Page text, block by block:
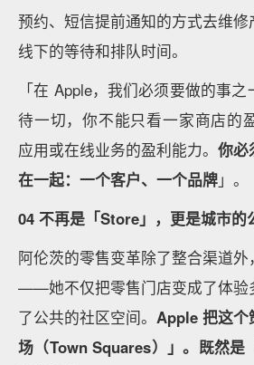
预约、短信提前通知的方式去维
线下的等待和排队时间。
「在 Apple，我们必须要做的事
待一切，你不能只看一家商店的
应用或在线业务的盈利能力。 你必
在一起：一个客户、一个品牌」。
04 不再是「Store」，更是城市的
阿伦茨的零售变革除了整合渠道
——她不仅把零售门店变成了体验
了公共的社区空间。 Apple 把这个
场（Town Squares）」。既然是